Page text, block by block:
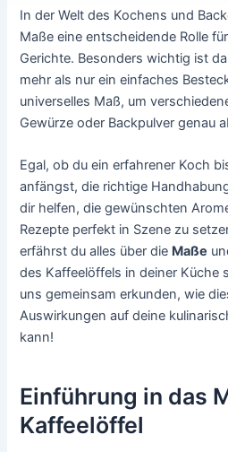
In der Welt des Kochens und
Maße eine entscheidende Rolle
Gerichte. Besonders wichtig ist
mehr als nur ein einfaches
universelles Maß, um
Gewürze oder Backpulver genau
Egal, ob du ein erfahrener Koch
anfängst, die richtige
dir helfen, die gewünschten
Rezepte perfekt in Szene zu
erfährst du alles über die Maße
des Kaffeelöffels in deiner Küche
uns gemeinsam erkunden, wie
Auswirkungen auf deine
kann!
Einführung in das
Kaffeelöffel